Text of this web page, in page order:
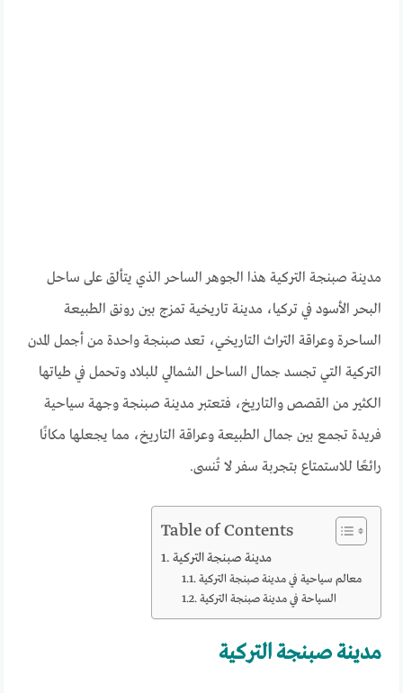
مدينة صبنجة التركية هذا الجوهر الساحر الذي يتألق على ساحل
البحر الأسود في تركيا، مدينة تاريخية تمزج بين رونق الطبيعة
الساحرة وعراقة التراث التاريخي، تعد صبنجة واحدة من أجمل المدن
التركية التي تجسد جمال الساحل الشمالي للبلاد وتحمل في طياتها
الكثير من القصص والتاريخ، فتعتبر مدينة صبنجة وجهة سياحية
فريدة تجمع بين جمال الطبيعة وعراقة التاريخ، مما يجعلها مكانًا
رائعًا للاستمتاع بتجربة سفر لا تُنسى.
Table of Contents
مدينة صبنجة التركية
معالم سياحية في مدينة صبنجة التركية
السياحة في مدينة صبنجة التركية
مدينة صبنجة التركية